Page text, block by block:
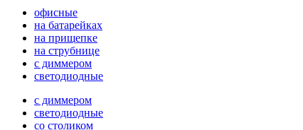
офисные
на батарейках
на прищепке
на струбнице
с диммером
светодиодные
с диммером
светодиодные
со столиком